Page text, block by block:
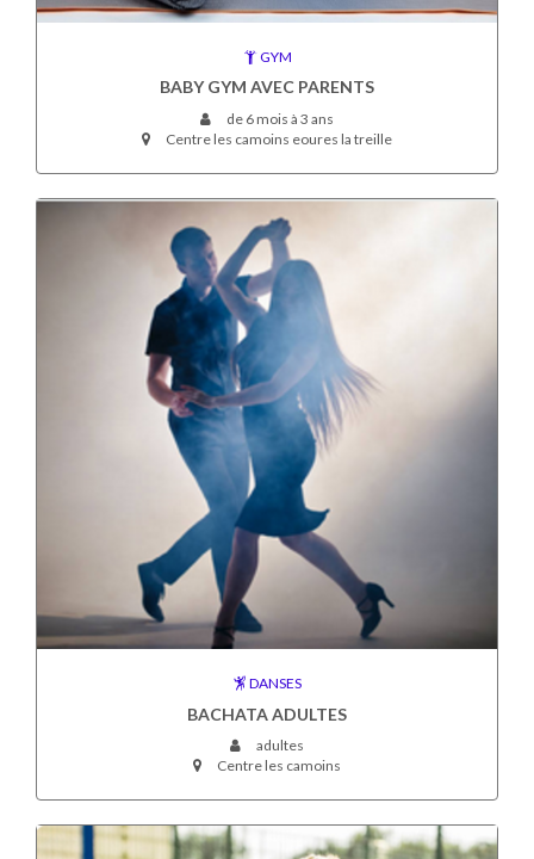
GYM
BABY GYM AVEC PARENTS
de 6 mois à 3 ans
Centre les camoins eoures la treille
DANSES
BACHATA ADULTES
adultes
Centre les camoins